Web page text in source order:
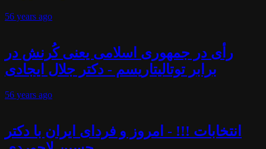
56 years ago
رأی در جمهوری اسلامی یعنی کُرنش در
برابر توتالیتاریسم - دکتر جلال ایجادی
56 years ago
انتخابات !!! - امروز و فردای ایران با دکتر